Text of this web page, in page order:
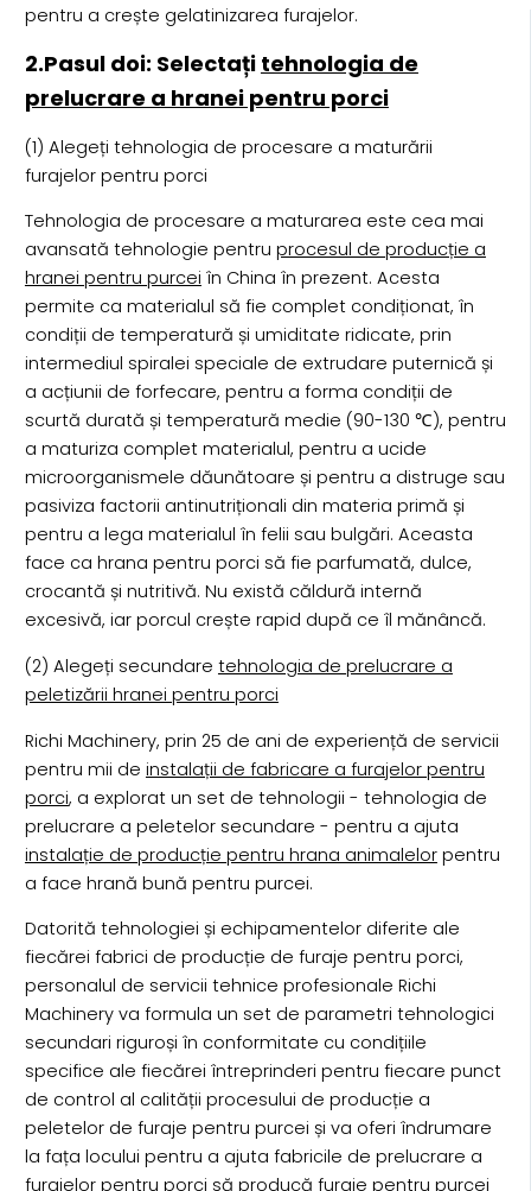
pentru a crește gelatinizarea furajelor.
2.Pasul doi: Selectați tehnologia de
prelucrare a hranei pentru porci
(1) Alegeți tehnologia de procesare a maturării
furajelor pentru porci
Tehnologia de procesare a maturarea este cea mai
avansată tehnologie pentru procesul de producție a
hranei pentru purcei în China în prezent. Acesta
permite ca materialul să fie complet condiționat, în
condiții de temperatură și umiditate ridicate, prin
intermediul spiralei speciale de extrudare puternică și
a acțiunii de forfecare, pentru a forma condiții de
scurtă durată și temperatură medie (90-130 ℃), pentru
a maturiza complet materialul, pentru a ucide
microorganismele dăunătoare și pentru a distruge sau
pasiviza factorii antinutriționali din materia primă și
pentru a lega materialul în felii sau bulgări. Aceasta
face ca hrana pentru porci să fie parfumată, dulce,
crocantă și nutritivă. Nu există căldură internă
excesivă, iar porcul crește rapid după ce îl mănâncă.
(2) Alegeți secundare tehnologia de prelucrare a
peletizării hranei pentru porci
Richi Machinery, prin 25 de ani de experiență de servicii
pentru mii de instalații de fabricare a furajelor pentru
porci, a explorat un set de tehnologii - tehnologia de
prelucrare a peletelor secundare - pentru a ajuta
instalație de producție pentru hrana animalelorpentru
a face hrană bună pentru purcei.
Datorită tehnologiei și echipamentelor diferite ale
fiecărei fabrici de producție de furaje pentru porci,
personalul de servicii tehnice profesionale Richi
Machinery va formula un set de parametri tehnologici
secundari riguroși în conformitate cu condițiile
specifice ale fiecărei întreprinderi pentru fiecare punct
de control al calității procesului de producție a
peletelor de furaje pentru purcei și va oferi îndrumare
la fața locului pentru a ajuta fabricile de prelucrare a
furajelor pentru porci să producă furaje pentru purcei